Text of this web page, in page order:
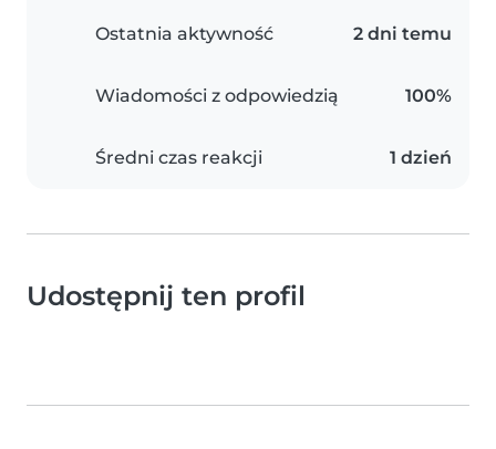
Ostatnia aktywność 2 dni temu
Wiadomości z odpowiedzią 100%
Średni czas reakcji 1 dzień
Udostępnij ten profil